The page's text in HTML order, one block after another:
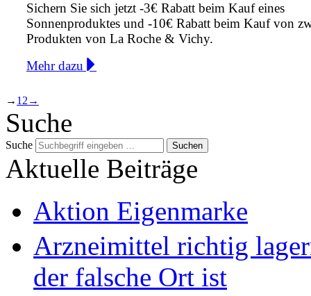
Sichern Sie sich jetzt -3€ Rabatt beim Kauf eines
Sonnenproduktes und -10€ Rabatt beim Kauf von
Produkten von La Roche & Vichy.
Mehr dazu
→ 1 2 →
Suche
Suche Suchen
Aktuelle Beiträge
Aktion Eigenmarke
Arzneimittel richtig
der falsche Ort ist